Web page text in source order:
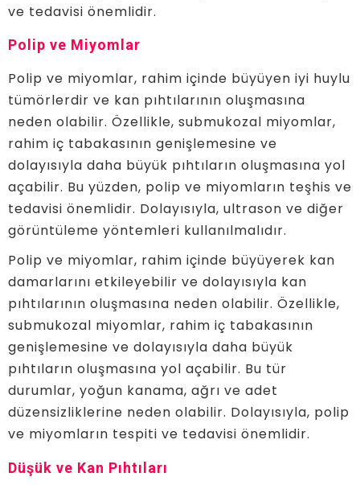
ve tedavisi önemlidir.
Polip ve Miyomlar
Polip ve miyomlar, rahim içinde büyüyen iyi huylu
tümörlerdir ve kan pıhtılarının oluşmasına
neden olabilir. Özellikle, submukozal miyomlar,
rahim iç tabakasının genişlemesine ve
dolayısıyla daha büyük pıhtıların oluşmasına yol
açabilir. Bu yüzden, polip ve miyomların teşhis ve
tedavisi önemlidir. Dolayısıyla, ultrason ve diğer
görüntüleme yöntemleri kullanılmalıdır.
Polip ve miyomlar, rahim içinde büyüyerek kan
damarlarını etkileyebilir ve dolayısıyla kan
pıhtılarının oluşmasına neden olabilir. Özellikle,
submukozal miyomlar, rahim iç tabakasının
genişlemesine ve dolayısıyla daha büyük
pıhtıların oluşmasına yol açabilir. Bu tür
durumlar, yoğun kanama, ağrı ve adet
düzensizliklerine neden olabilir. Dolayısıyla, polip
ve miyomların tespiti ve tedavisi önemlidir.
Düşük ve Kan Pıhtıları